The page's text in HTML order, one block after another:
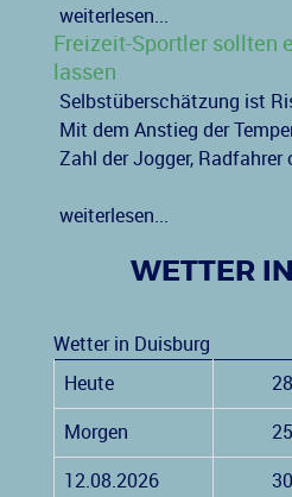
weiterlesen...
Freizeit-Sportler sollten
lassen
Selbstüberschätzung ist
Mit dem Anstieg der
Zahl der Jogger, Radfahrer
weiterlesen...
WETTER
Wetter in Duisburg
Heute
Morgen
12.08.2026